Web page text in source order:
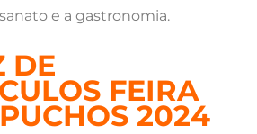
e a gastronomia.
DE
FEIRA
2024